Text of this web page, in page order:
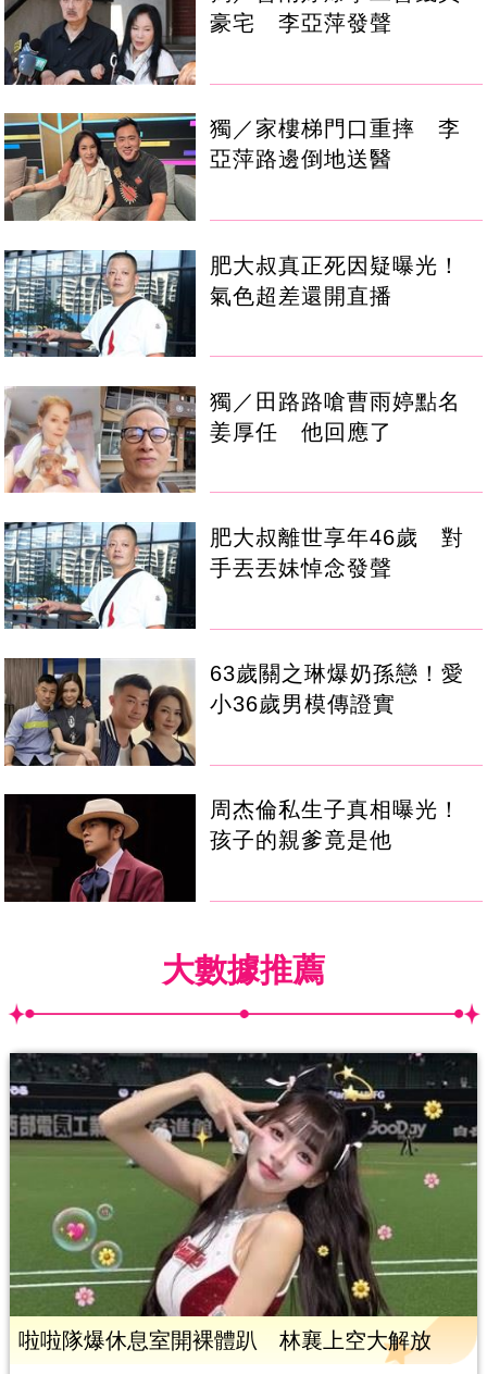
豪宅 李亞萍發聲
獨／家樓梯門口重摔 李
亞萍路邊倒地送醫
肥大叔真正死因疑曝光！
氣色超差還開直播
獨／田路路嗆曹雨婷點名
姜厚任 他回應了
肥大叔離世享年46歲 對
手丟丟妹悼念發聲
63歲關之琳爆奶孫戀！愛
小36歲男模傳證實
周杰倫私生子真相曝光！
孩子的親爹竟是他
大數據推薦
啦啦隊爆休息室開裸體趴 林襄上空大解放